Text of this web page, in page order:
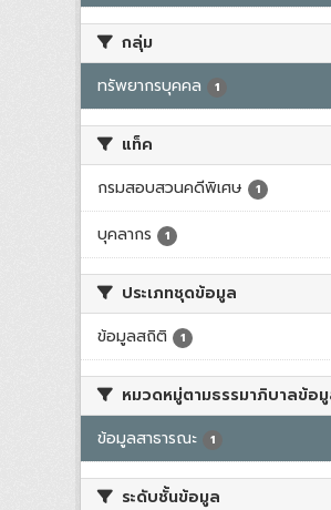
กลุ่ม
ทรัพยากรบุคคล
1
แท็ค
กรมสอบสวนคดีพิเศษ
1
บุคลากร 1
ประเภทชุดข้อมูล
ข้อมูลสถิติ
1
หมวดหมู่ตามธรรมาภิบาลข้อ
ข้อมูลสาธารณะ
1
ระดับชั้นข้อมูล